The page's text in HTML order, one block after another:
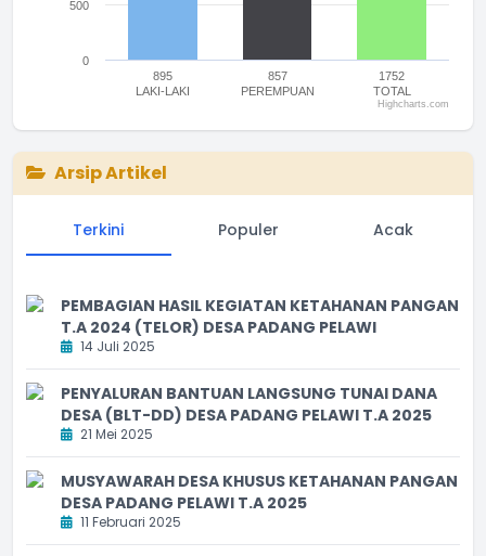
895
LAKI-LAKI
857
PEREMPUAN
1752
TOTAL
0
500
Highcharts.com
Arsip Artikel
Terkini Populer Acak
PEMBAGIAN HASIL KEGIATAN KETAHANAN PANGAN
T.A 2024 (TELOR) DESA PADANG PELAWI
14 Juli 2025
PENYALURAN BANTUAN LANGSUNG TUNAI DANA
DESA (BLT-DD) DESA PADANG PELAWI T.A 2025
21 Mei 2025
MUSYAWARAH DESA KHUSUS KETAHANAN PANGAN
DESA PADANG PELAWI T.A 2025
11 Februari 2025